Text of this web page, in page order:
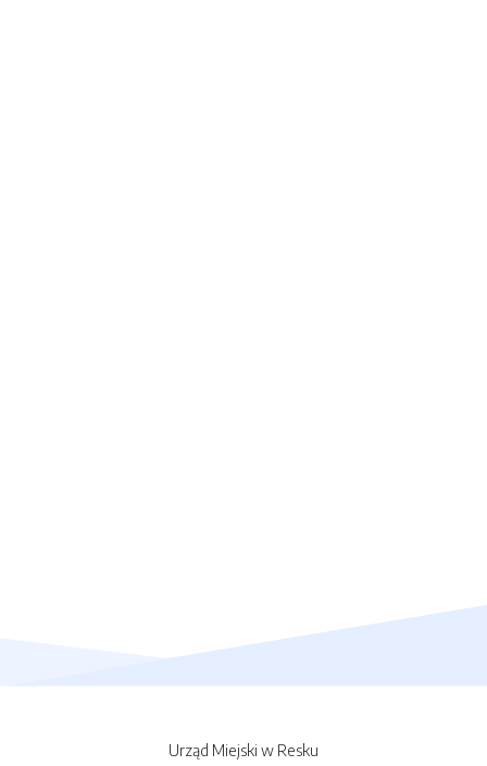
Urząd Miejski w Resku